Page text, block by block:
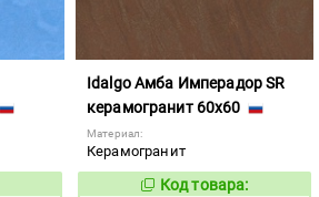
Idalgo Амба Имперадор SR
керамогранит 60x60
Материал:
Керамогранит
445841
Код товара: